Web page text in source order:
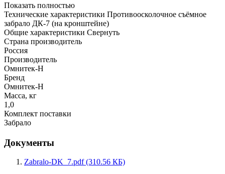
Показать полностью
Технические характеристики Противоосколочное съёмное
забрало ДК-7 (на кронштейне)
Общие характеристики Свернуть
Страна производитель
Россия
Производитель
Омнитек-Н
Бренд
Омнитек-Н
Масса, кг
1,0
Комплект поставки
Забрало
Документы
Zabralo-DK_7.pdf (310.56 КБ)